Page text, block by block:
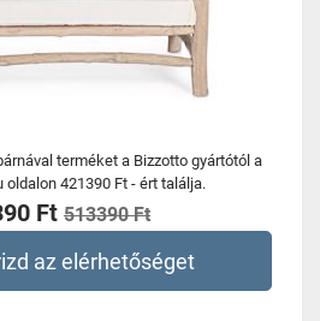
terméket a Bizzotto gyártótól a
oldalon 421390 Ft - ért találja.
Ft 513390 Ft
az elérhetőséget